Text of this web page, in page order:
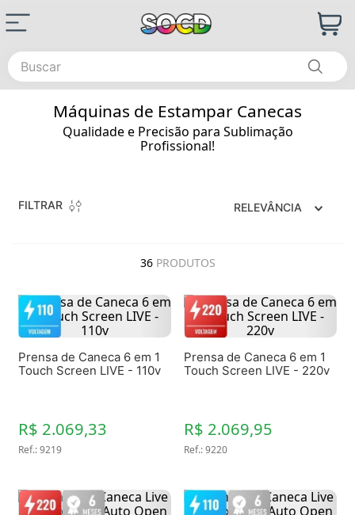
Buscar
Máquinas de Estampar Canecas
Qualidade e Precisão para Sublimação
Profissional!
RELEVÂNCIA
FILTRAR
36 PRODUTOS
Prensa de Caneca 6 em 1
Touch Screen LIVE - 110v
R$ 2.069,33
Ref.:9219
Prensa de Caneca 6 em 1
Touch Screen LIVE - 220v
R$ 2.069,95
Ref.:9220